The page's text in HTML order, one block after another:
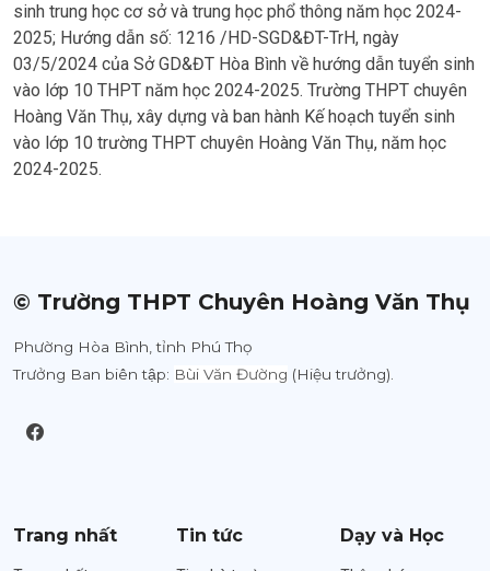
sinh trung học cơ sở và trung học phổ thông năm học 2024-
2025; Hướng dẫn số: 1216 /HD-SGD&ĐT-TrH, ngày
03/5/2024 của Sở GD&ĐT Hòa Bình về hướng dẫn tuyển sinh
vào lớp 10 THPT năm học 2024-2025. Trường THPT chuyên
Hoàng Văn Thụ, xây dựng và ban hành Kế hoạch tuyển sinh
vào lớp 10 trường THPT chuyên Hoàng Văn Thụ, năm học
2024-2025.
© Trường THPT Chuyên Hoàng Văn Thụ
Phường Hòa Bình, tỉnh Phú Thọ
Trưởng Ban biên tập: Bùi Văn Đường (Hiệu trưởng).
Trang nhất Tin tức Dạy và Học